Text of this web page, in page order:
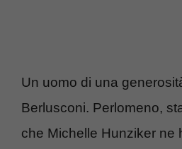
Un uomo di una
Berlusconi. Perlomeno,
che Michelle Hunziker ne